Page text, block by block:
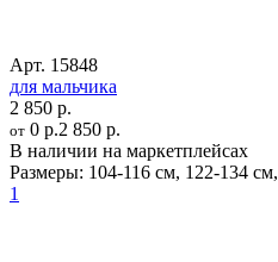
Арт. 15848
для мальчика
2 850 р.
от 0 р.2 850 р.
В наличии на маркетплейсах
Размеры: 104-116 см, 122-134 см,
1